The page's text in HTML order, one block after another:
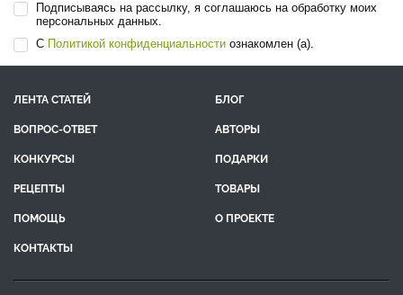
Подписываясь на рассылку, я соглашаюсь на обработку моих
персональных данных.
С Политикой конфиденциальности ознакомлен (а).
ЛЕНТА СТАТЕЙ
БЛОГ
ВОПРОС-ОТВЕТ
АВТОРЫ
КОНКУРСЫ
ПОДАРКИ
РЕЦЕПТЫ
ТОВАРЫ
ПОМОЩЬ
О ПРОЕКТЕ
КОНТАКТЫ